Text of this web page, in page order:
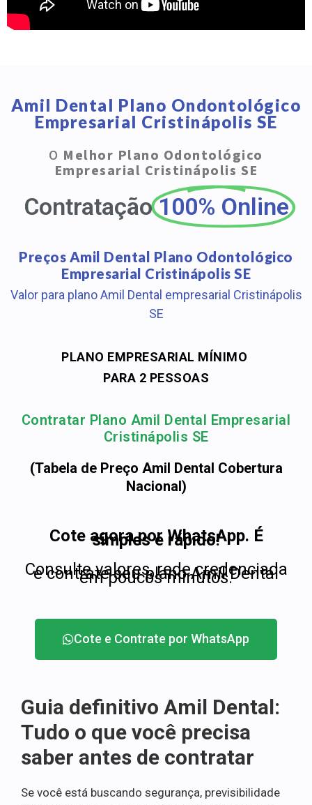
Amil Dental Plano Ondontológico
Empresarial Cristinápolis SE
O Melhor Plano Odontológico
Empresarial Cristinápolis SE
Contratação 100% Online
Preços Amil Dental Plano Odontológico
Empresarial Cristinápolis SE
Valor para plano Amil Dental empresarial Cristinápolis
SE
PLANO EMPRESARIAL MÍNIMO
PARA 2 PESSOAS
Contratar Plano Amil Dental Empresarial
Cristinápolis SE
(Tabela de Preço Amil Dental Cobertura
Nacional)
Cote agora por WhatsApp. É
simples e rápido!
Consulte valores, rede credenciada
e contrate seu plano Amil Dental
em poucos minutos.
Cote e Contrate por WhatsApp
Guia definitivo Amil Dental:
Tudo o que você precisa
saber antes de contratar
Se você está buscando segurança, previsibilidade